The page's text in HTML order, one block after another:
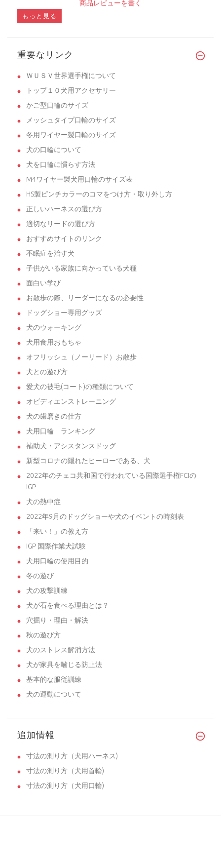
商品レビューを書く
もっと見る
重要なリンク
ＷＵＳＶ世界選手権について
トップ１０犬用アクセサリー
かご型口輪のサイズ
メッシュタイプ口輪のサイズ
冬用ワイヤー製口輪のサイズ
犬の口輪について
犬を口輪に慣らす方法
M4ワイヤー製犬用口輪のサイズ表
HS製ピンチカラーのコマをつけ方・取り外し方
正しいハーネスの選び方
適切なリードの選び方
おすすめサイトのリンク
不眠症を治す犬
子供がいる家族に向かっている犬種
面白い学び
お散歩の際、リーダーになるの必要性
ドッグショー専用グッズ
犬のウォーキング
犬用食用おもちゃ
オフリッシュ（ノーリード）お散歩
犬との遊び方
愛犬の被毛(コート)の種類について
オビディエンストレーニング
犬の歯磨きの仕方
犬用口輪 ランキング
補助犬・アシスタンスドッグ
新型コロナの隠れたヒーローである、犬
2022年のチェコ共和国で行われている国際選手権FCIの
IGP
犬の熱中症
2022年9月のドッグショーや犬のイベントの時刻表
「来い！」の教え方
IGP 国際作業犬試験
犬用口輪の使用目的
冬の遊び
犬の攻撃訓練
犬が石を食べる理由とは？
穴掘り・理由・解決
秋の遊び方
犬のストレス解消方法
犬が家具を噛じる防止法
基本的な服従訓練
犬の運動について
追加情報
寸法の測り方（犬用ハーネス)
寸法の測り方（犬用首輪)
寸法の測り方（犬用口輪)